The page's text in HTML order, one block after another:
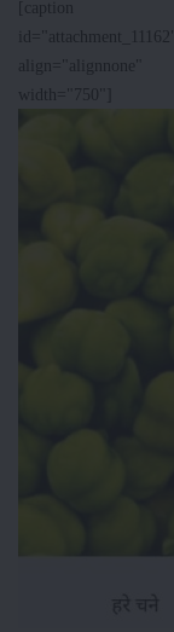
[caption
id="attachment_11162"
align="alignnone"
width="750"]